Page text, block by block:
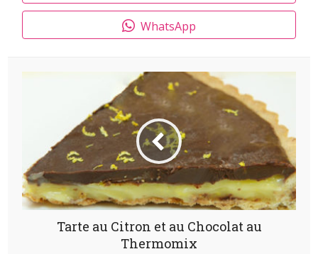
WhatsApp
Tarte au Citron et au Chocolat au
Thermomix